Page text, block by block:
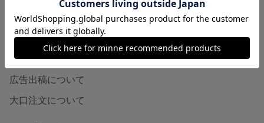
minneの本
企業の方へ
広告出稿について
大口注文について